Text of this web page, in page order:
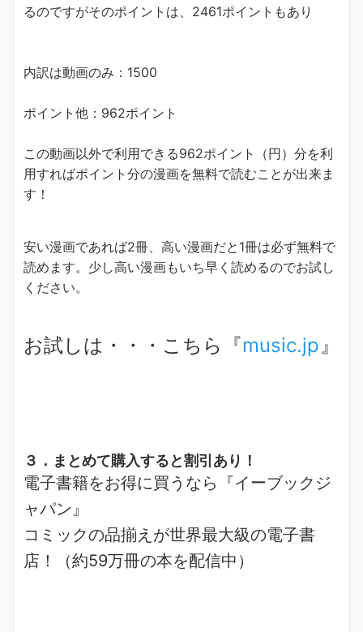
るのですがそのポイントは、2461ポイントもあり
内訳は動画のみ：1500
ポイント他：962ポイント
この動画以外で利用できる962ポイント（円）分を利
用すればポイント分の漫画を無料で読むことが出来ま
す！
安い漫画であれば2冊、高い漫画だと1冊は必ず無料で
読めます。少し高い漫画もいち早く読めるのでお試し
ください。
お試しは・・・こちら『music.jp』
３．まとめて購入すると割引あり！
電子書籍をお得に買うなら『イーブックジ
ャパン』
コミックの品揃えが世界最大級の電子書
店！（約59万冊の本を配信中）